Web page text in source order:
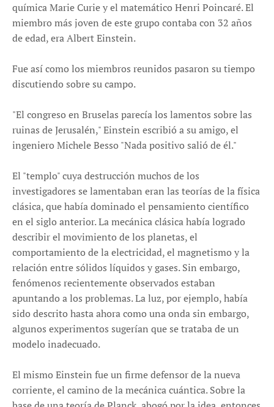
química Marie Curie y el matemático Henri Poincaré. El
miembro más joven de este grupo contaba con 32 años
de edad, era Albert Einstein.
Fue así como los miembros reunidos pasaron su tiempo
discutiendo sobre su campo.
"El congreso en Bruselas parecía los lamentos sobre las
ruinas de Jerusalén," Einstein escribió a su amigo, el
ingeniero Michele Besso "Nada positivo salió de él."
El "templo" cuya destrucción muchos de los
investigadores se lamentaban eran las teorías de la física
clásica, que había dominado el pensamiento científico
en el siglo anterior. La mecánica clásica había logrado
describir el movimiento de los planetas, el
comportamiento de la electricidad, el magnetismo y la
relación entre sólidos líquidos y gases. Sin embargo,
fenómenos recientemente observados estaban
apuntando a los problemas. La luz, por ejemplo, había
sido descrito hasta ahora como una onda sin embargo,
algunos experimentos sugerían que se trataba de un
modelo inadecuado.
El mismo Einstein fue un firme defensor de la nueva
corriente, el camino de la mecánica cuántica. Sobre la